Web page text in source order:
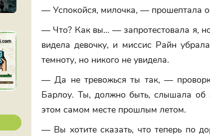
— Успокойся, милочка, — прошептала
— Что? Как вы… — запротестовала я,
видела девочку, и миссис Райн
темноту, но никого не увидела.
— Да не тревожься ты так, —
Барлоу. Ты, должно быть, слышала об
этом самом месте прошлым летом.
— Вы хотите сказать, что теперь по